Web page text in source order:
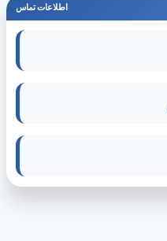
اطلاعات تماس